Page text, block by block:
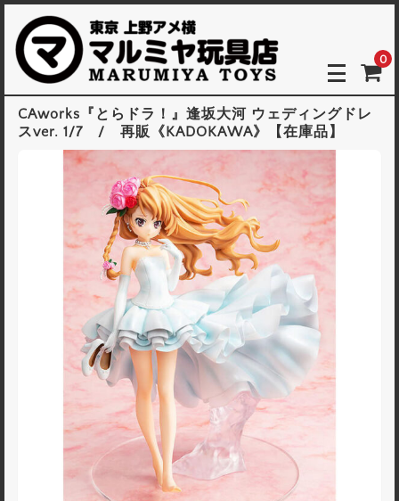
0
CAworks『とらドラ！』逢坂大河 ウェディングドレ
スver. 1/7 / 再販《KADOKAWA》【在庫品】